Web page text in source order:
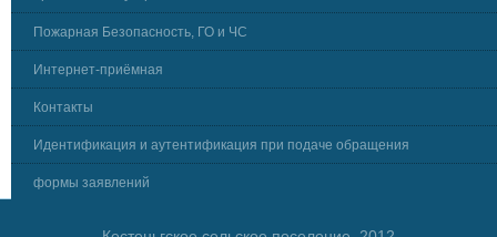
Пожарная Безопасность, ГО и ЧС
Интернет-приёмная
Контакты
Идентификация и аутентификация при подаче обращения
формы заявлений